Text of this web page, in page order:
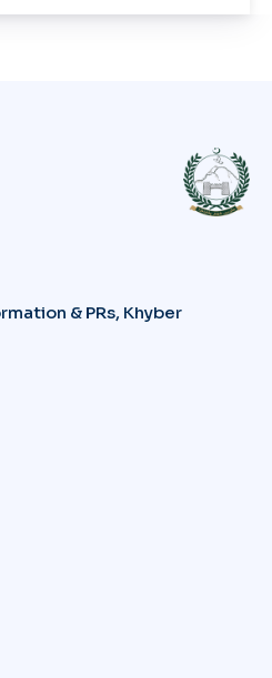
& PRs, Khyber